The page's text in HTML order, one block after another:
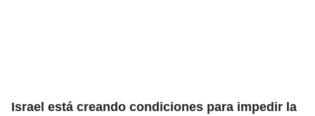
Israel está creando condiciones para impedir la